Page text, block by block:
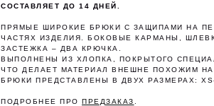
СОСТАВЛЯЕТ ДО 14 ДНЕЙ.
ПРЯМЫЕ ШИРОКИЕ БРЮКИ С ЗАЩИПАМИ НА
ЧАСТЯХ ИЗДЕЛИЯ. БОКОВЫЕ КАРМАНЫ,
ЗАСТЕЖКА – ДВА КРЮЧКА.
ВЫПОЛНЕНЫ ИЗ ХЛОПКА, ПОКРЫТОГО
ЧТО ДЕЛАЕТ МАТЕРИАЛ ВНЕШНЕ ПОХОЖИМ НА
БРЮКИ ПРЕДСТАВЛЕНЫ В ДВУХ РАЗМЕРАХ: ХS-
ПОДРОБНЕЕ ПРО ПРЕДЗАКАЗ